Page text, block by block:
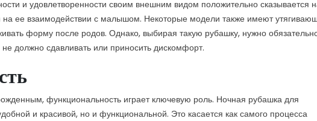
и удовлетворенности своим внешним видом положительно сказывается
ее взаимодействии с малышом. Некоторые модели также имеют
форму после родов. Однако, выбирая такую рубашку, нужно
должно сдавливать или приносить дискомфорт.
функциональность играет ключевую роль. Ночная рубашка для
и красивой, но и функциональной. Это касается как самого процесса